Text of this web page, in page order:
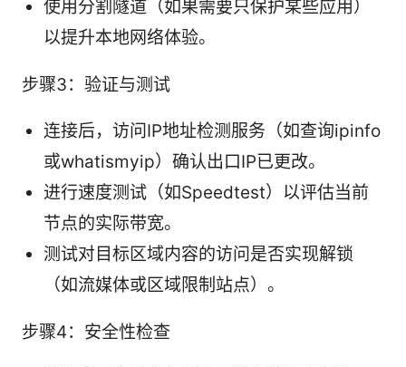
使用分割隧道（如果需要只保护某些应用）
以提升本地网络体验。
步骤3：验证与测试
连接后，访问IP地址检测服务（如查询ipinfo
或whatismyip）确认出口IP已更改。
进行速度测试（如Speedtest）以评估当前
节点的实际带宽。
测试对目标区域内容的访问是否实现解锁
（如流媒体或区域限制站点）。
步骤4：安全性检查